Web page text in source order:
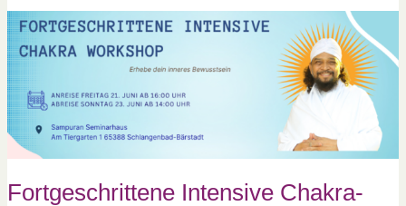
Fortgeschrittene Intensive Chakra-
Fortgeschrittene
Intensive
Chakra-
Workshop